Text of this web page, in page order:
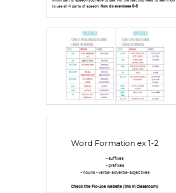
to use all 4 parts of speech. Now do exercises 6-8
Word Formation ex 1-2
- suffixes
- prefixes
- nouns - verbs- adverbs- adjectives
Check the Flo-Joe website (link in Classroom)